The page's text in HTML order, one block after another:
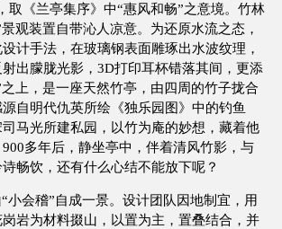
取《兰亭集序》中“惠风和畅”之意境。竹林
观装置自带沁人凉意。为还原水流之态，
计手法，在玻璃钢表面雕琢出水波纹理，
出朦胧光影，3D打印耳杯错落其间，更添
之上，是一座天然竹亭，由四周的竹子拢合
自明代仇英所绘《独乐园图》中的钓鱼
马光所建私园，以竹为庵的妙想，藏着他
多年后，静坐亭中，伴着清风竹影，与
畅饮，还有什么心结不能放下呢？
小会稽”自成一景。设计团队因地制宜，用
岩为材料掇山，以置为主，置叠结合，并